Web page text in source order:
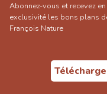
Abonnez-vous et recevez en
exclusivité les bons plans
François Nature